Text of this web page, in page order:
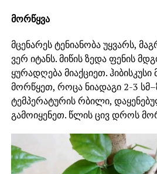
მორწყვა
მცენარეს ტენიანობა უყვარს,
ვერ იტანს. მიწის ზედა ფენის
ყურადღება მიაქციეთ.
მორწყეთ, როცა ნიადაგი 2-3
ტემპერატურის რბილი,
გამოიყენეთ. წლის ცივ დროს